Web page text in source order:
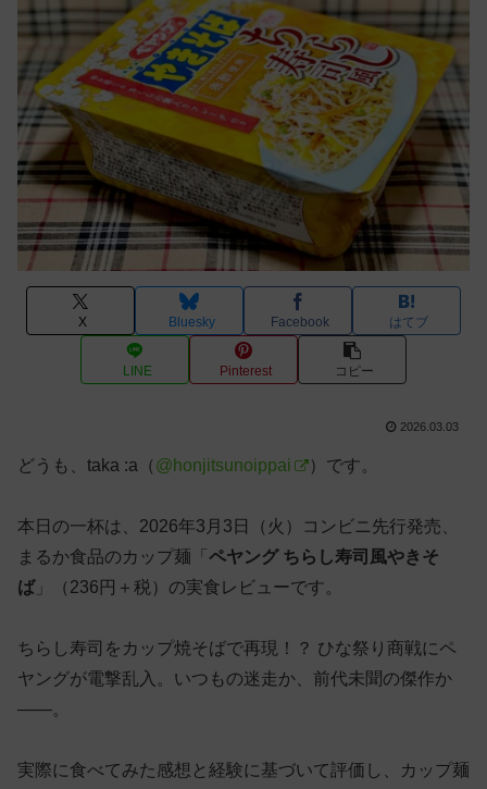
X Bluesky Facebook はてブ
LINE Pinterest コピー
2026.03.03
どうも、taka :a（ @honjitsunoippai ）です。
本日の一杯は、2026年3月3日（火）コンビニ先行発売、
まるか食品のカップ麺「 ペヤング ちらし寿司風やきそ
ば」（236円＋税）の実食レビューです。
ちらし寿司をカップ焼そばで再現！？ ひな祭り商戦にペ
ヤングが電撃乱入。いつもの迷走か、前代未聞の傑作か
——。
実際に食べてみた感想と経験に基づいて評価し、カップ麺